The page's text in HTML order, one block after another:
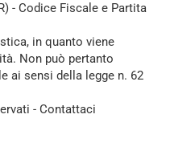
- Codice Fiscale e Partita
in quanto viene
Non può pertanto
ai sensi della legge n. 62
- Contattaci